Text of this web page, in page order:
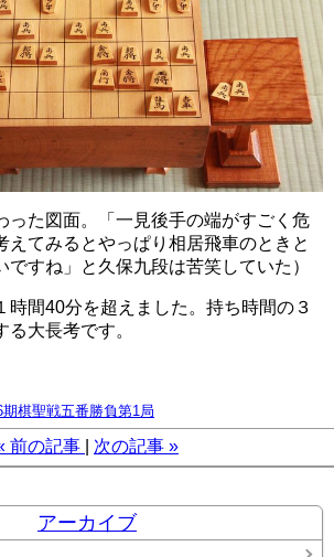
った図面。「一見後手の端がすごく危
えてみるとやっぱり相居飛車のときと
ですね」と久保九段は苦笑していた）
時間40分を超えました。持ち時間の３
大長考です。
期棋聖戦五番勝負第1局
前の記事 次の記事 »
アーカイブ